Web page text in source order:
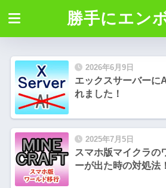
勝手にエン
2026年6月9日
エックスサーバーに
れました！
2025年7月5日
スマホ版マイクラの
ーが出た時の対処法！